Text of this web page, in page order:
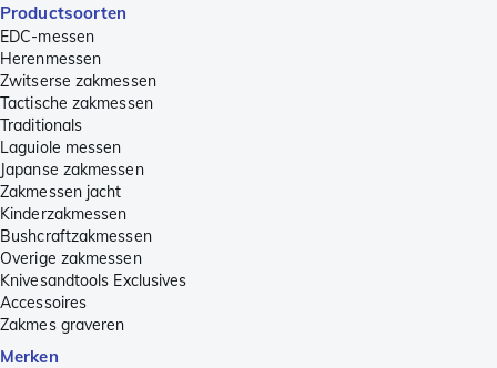
Productsoorten
EDC-messen
Herenmessen
Zwitserse zakmessen
Tactische zakmessen
Traditionals
Laguiole messen
Japanse zakmessen
Zakmessen jacht
Kinderzakmessen
Bushcraftzakmessen
Overige zakmessen
Knivesandtools Exclusives
Accessoires
Zakmes graveren
Merken